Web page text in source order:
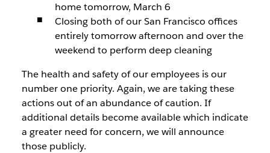
home tomorrow, March 6
Closing both of our San Francisco offices
entirely tomorrow afternoon and over the
weekend to perform deep cleaning
The health and safety of our employees is our
number one priority. Again, we are taking these
actions out of an abundance of caution. If
additional details become available which indicate
a greater need for concern, we will announce
those publicly.